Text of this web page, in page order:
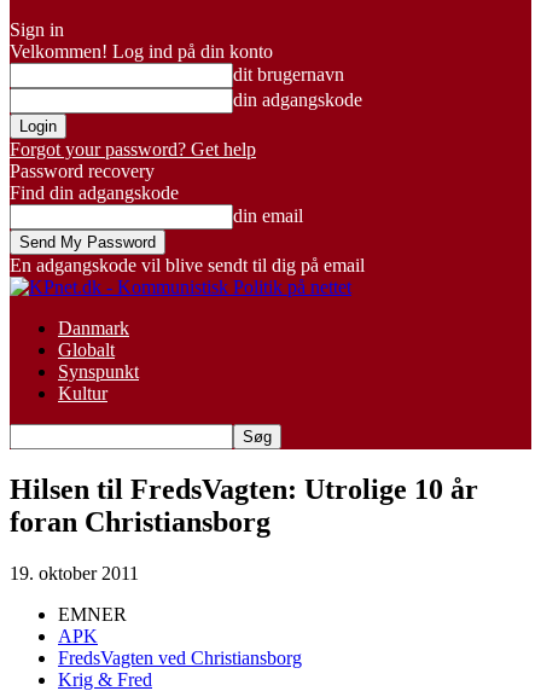
Sign in
Velkommen! Log ind på din konto
dit brugernavn
din adgangskode
Forgot your password? Get help
Password recovery
Find din adgangskode
din email
En adgangskode vil blive sendt til dig på email
Danmark
Globalt
Synspunkt
Kultur
Hilsen til FredsVagten: Utrolige 10 år
foran Christiansborg
19. oktober 2011
EMNER
APK
FredsVagten ved Christiansborg
Krig & Fred